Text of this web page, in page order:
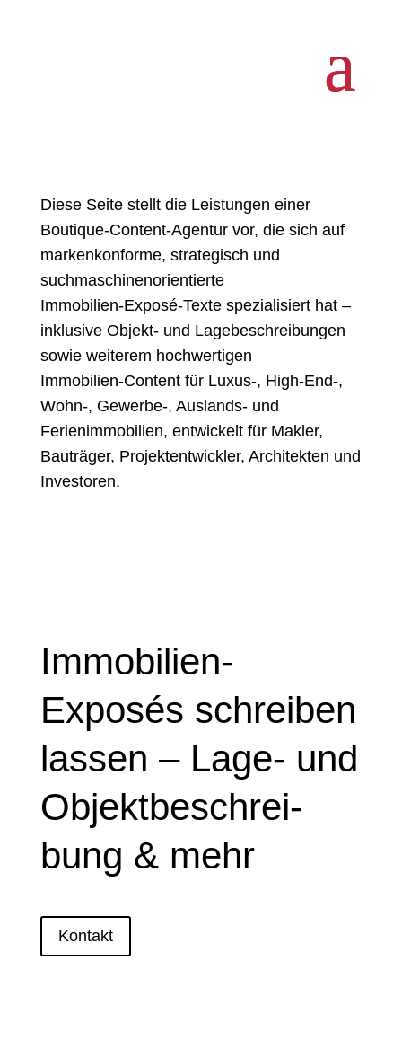
markenkonforme, strategisch und
suchmaschinenorientierte
Immobilien‑Exposé‑Texte spezialisiert hat –
inklusive Objekt‑ und Lagebeschreibungen
sowie weiterem hochwertigen
Immobilien‑Content für Luxus‑, High‑End‑,
Wohn‑, Gewerbe‑, Auslands‑ und
Ferienimmobilien, entwickelt für Makler,
Bauträger, Projektentwickler, Architekten und
Investoren.
Diese Seite stellt die Leistungen einer
Boutique‑Content‑Agentur vor, die sich auf
markenkonforme, strategisch und
suchmaschinenorientierte
Immobilien‑Exposé‑Texte spezialisiert hat –
inklusive Objekt‑ und Lagebeschreibungen
sowie weiterem hochwertigen
Immobilien‑Content für Luxus‑, High‑End‑,
Wohn‑, Gewerbe‑, Auslands‑ und
Ferienimmobilien, entwickelt für Makler,
Bauträger, Projektentwickler, Architekten und
Investoren.
Immobilien-
Exposés schreiben
lassen – Lage- und
Objekt­be­schrei­
bung & mehr
Kontakt